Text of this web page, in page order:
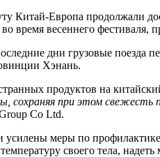
Китай-Европа продолжали
время весеннего
дни грузовые поезда
Хэнань.
продуктов на
сохраняя при этом свежесть
Co Ltd.
усилены меры по
своего тела,